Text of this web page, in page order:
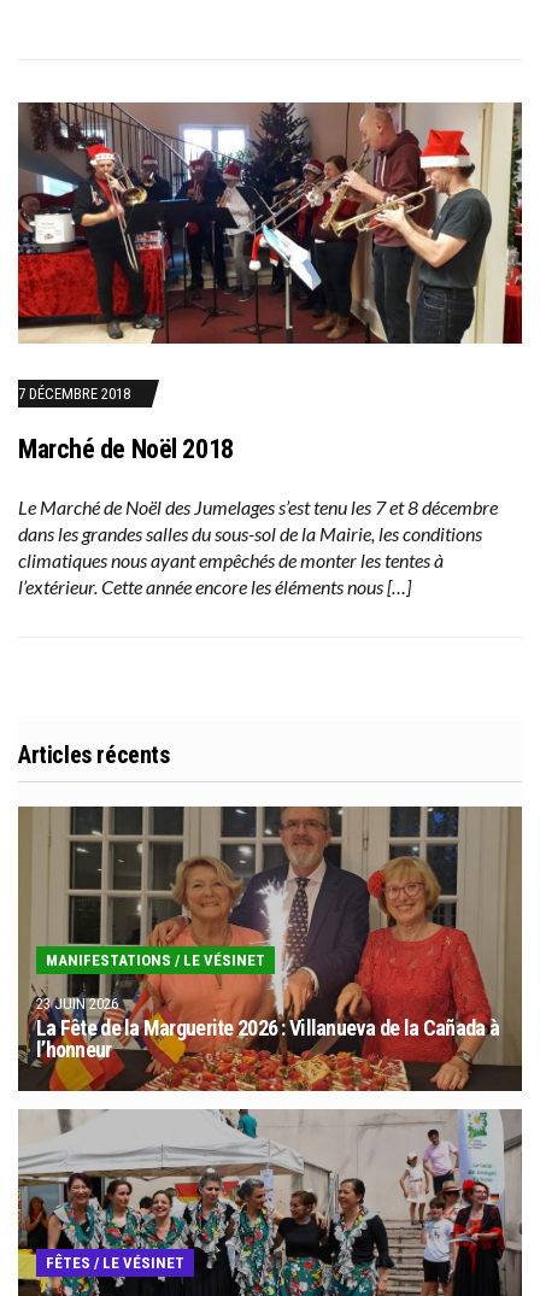
7 DÉCEMBRE 2018
Marché de Noël 2018
Le Marché de Noël des Jumelages s’est tenu les 7 et 8 décembre
dans les grandes salles du sous-sol de la Mairie, les conditions
climatiques nous ayant empêchés de monter les tentes à
l’extérieur. Cette année encore les éléments nous […]
Articles récents
MANIFESTATIONS / LE VÉSINET
23 JUIN 2026
La Fête de la Marguerite 2026 : Villanueva de la Cañada à
l’honneur
FÊTES / LE VÉSINET